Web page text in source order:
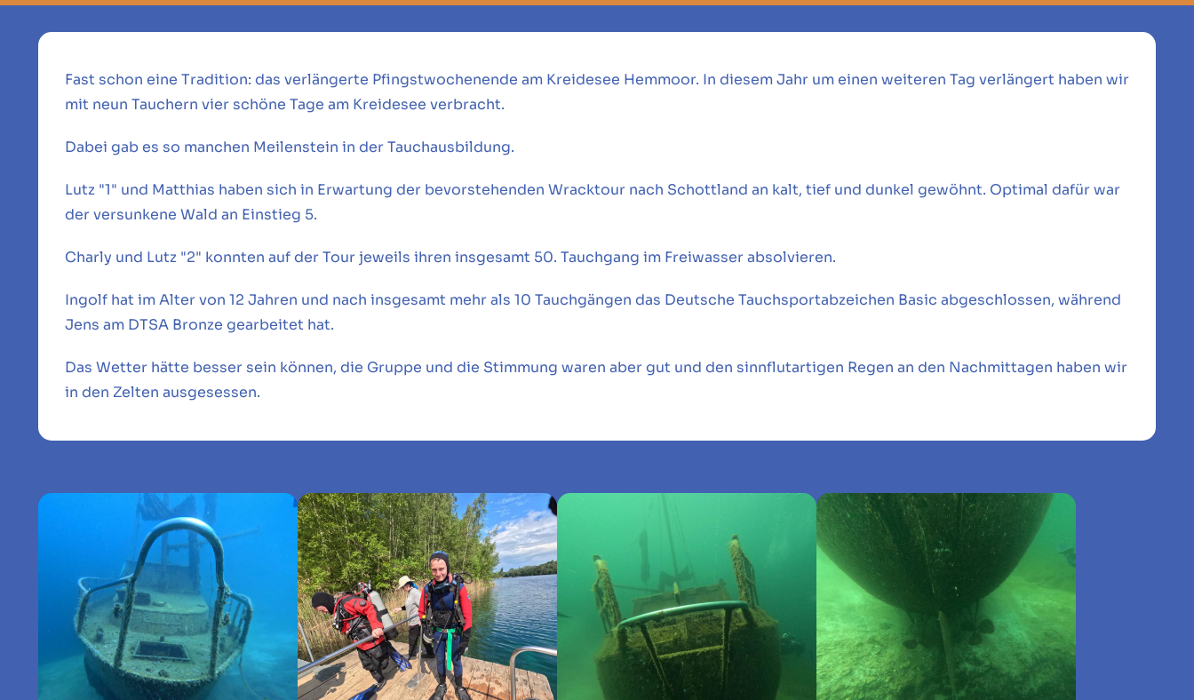
Fast schon eine Tradition: das verlängerte Pfingstwochenende am Kreidesee Hemmoor. In diesem Jahr um einen weiteren Tag verlängert haben wir
mit neun Tauchern vier schöne Tage am Kreidesee verbracht.
Dabei gab es so manchen Meilenstein in der Tauchausbildung.
Lutz "1" und Matthias haben sich in Erwartung der bevorstehenden Wracktour nach Schottland an kalt, tief und dunkel gewöhnt. Optimal dafür war
der versunkene Wald an Einstieg 5.
Charly und Lutz "2" konnten auf der Tour jeweils ihren insgesamt 50. Tauchgang im Freiwasser absolvieren.
Ingolf hat im Alter von 12 Jahren und nach insgesamt mehr als 10 Tauchgängen das Deutsche Tauchsportabzeichen Basic abgeschlossen, während
Jens am DTSA Bronze gearbeitet hat.
Das Wetter hätte besser sein können, die Gruppe und die Stimmung waren aber gut und den sinnflutartigen Regen an den Nachmittagen haben wir
in den Zelten ausgesessen.